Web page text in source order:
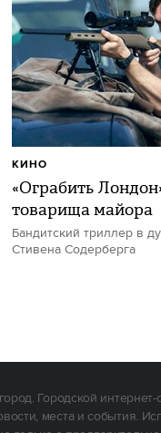
«Ограбить
товарища майора
Бандитский триллер в
Стивена Содерберга
КИНО
Городской
места и события.